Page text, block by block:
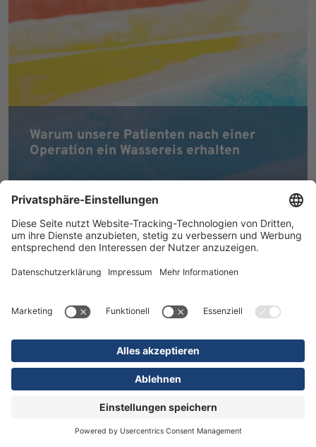
Warum unsere Patienten nach einer
Operation ein Wassereis erhalten
MEHR ERFAHREN